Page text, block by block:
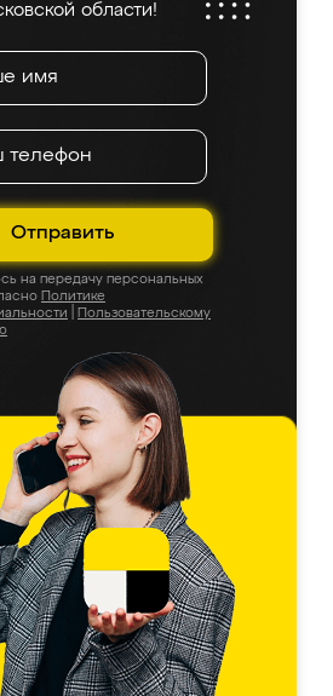
области!
Отправить
на передачу персональных
Политике
Пользовательскому